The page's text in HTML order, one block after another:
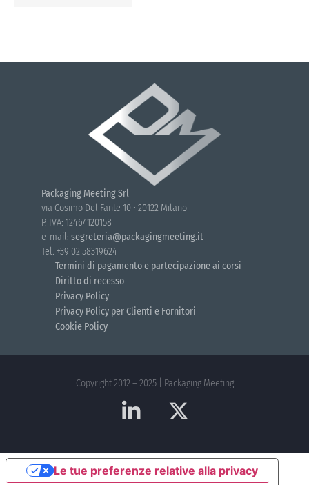
Packaging Meeting Srl
via Cosimo Del Fante 10 • 20122 Milano
P. IVA: 12464120158
e-mail: segreteria@packagingmeeting.it
Tel. +39 02 58319624
Termini di pagamento e partecipazione ai corsi
Diritto di recesso
Privacy Policy
Privacy Policy per Clienti e Fornitori
Cookie Policy
Copyright 2012 – 2025 | Packaging Meeting
Le tue preferenze relative alla privacy